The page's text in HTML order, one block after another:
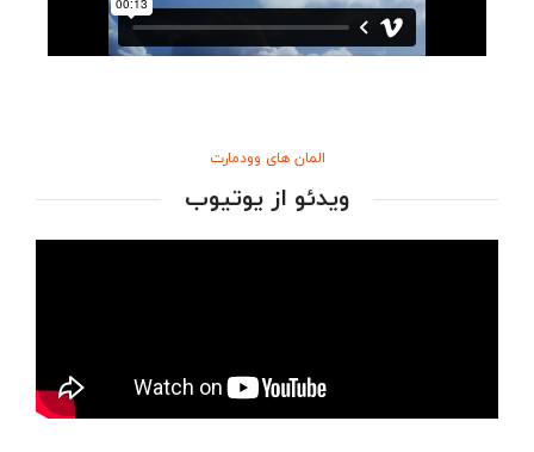
المان های وودمارت
ویدئو از یوتیوب